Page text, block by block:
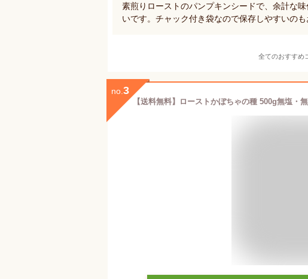
素煎りローストのパンプキンシードで、余計な
いです。チャック付き袋なので保存しやすいのも
全てのおすすめ
no. 3